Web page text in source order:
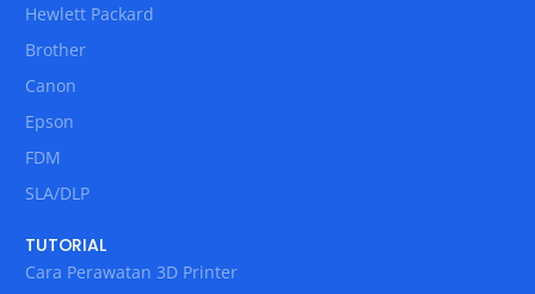
Hewlett Packard
Brother
Canon
Epson
FDM
SLA/DLP
TUTORIAL
Cara Perawatan 3D Printer